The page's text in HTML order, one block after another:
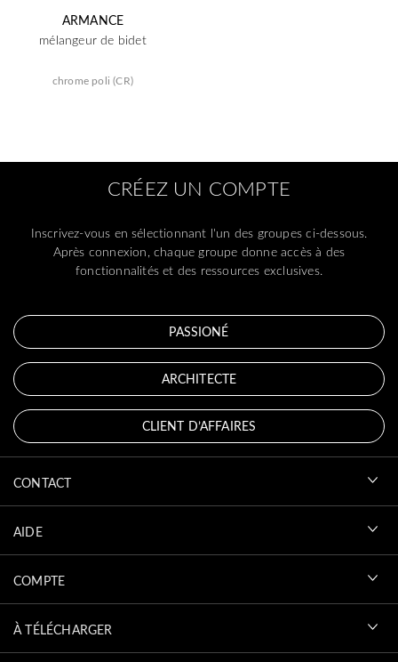
ARMANCE
mélangeur de bidet
chrome poli (CR)
CRÉEZ UN COMPTE
Inscrivez-vous en sélectionnant l'un des groupes ci-dessous.
Après connexion, chaque groupe donne accès à des
fonctionnalités et des ressources exclusives.
PASSIONÉ
ARCHITECTE
CLIENT D’AFFAIRES
CONTACT
AIDE
COMPTE
À TÉLÉCHARGER